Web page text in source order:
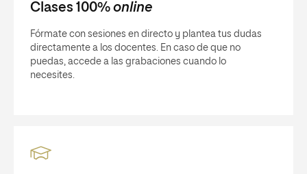
Clases 100% online
Fórmate con sesiones en directo y plantea tus dudas
directamente a los docentes. En caso de que no
puedas, accede a las grabaciones cuando lo
necesites.